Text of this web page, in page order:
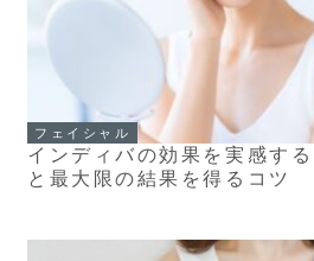
フェイシャル
インディバの効果を実感す
と最大限の結果を得るコツ